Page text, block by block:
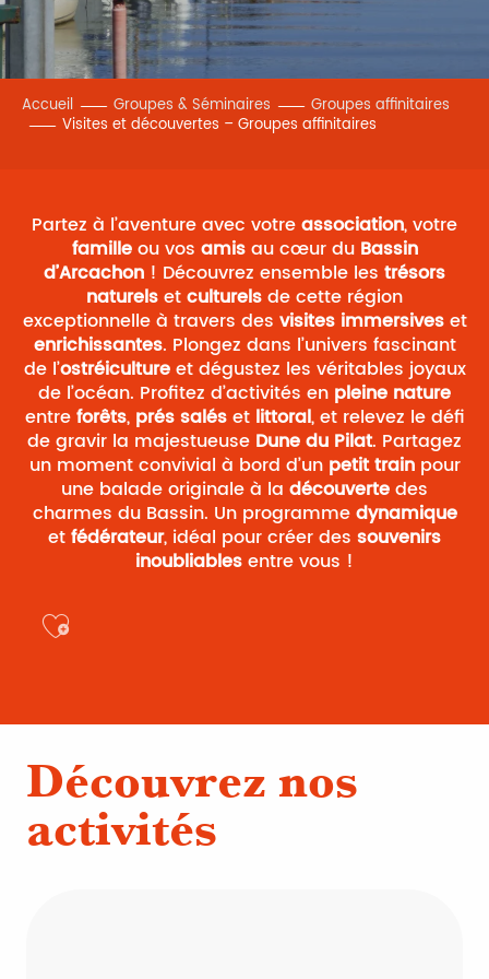
Accueil Groupes & Séminaires
Groupes affinitaires
Visites et découvertes – Groupes affinitaires
Partez à l’aventure avec votreassociation, votre
familleou vos amisau cœur du Bassin
d’Arcachon ! Découvrez ensemble les trésors
naturelsetculturelsde cette région
exceptionnelle à travers des visites immersiveset
enrichissantes. Plongez dans l’univers fascinant
de l’ostréicultureet dégustez les véritables joyaux
de l’océan. Profitez d’activités en pleine nature
entreforêts, prés salésetlittoral, et relevez le défi
de gravir la majestueuse Dune du Pilat. Partagez
un moment convivial à bord d’un petit trainpour
une balade originale à la découvertedes
charmes du Bassin. Un programmedynamique
etfédérateur, idéal pour créer des souvenirs
inoubliablesentre vous !
Ajouter aux favoris
Découvrez nos
activités